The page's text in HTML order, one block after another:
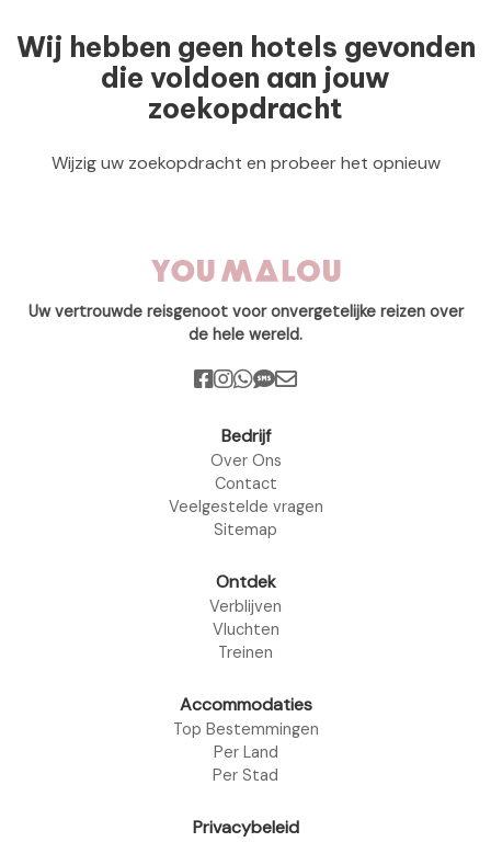
Wij hebben geen hotels gevonden
die voldoen aan jouw
zoekopdracht
Wijzig uw zoekopdracht en probeer het opnieuw
Uw vertrouwde reisgenoot voor onvergetelijke reizen over
de hele wereld.
Bedrijf
Over Ons
Contact
Veelgestelde vragen
Sitemap
Ontdek
Verblijven
Vluchten
Treinen
Accommodaties
Top Bestemmingen
Per Land
Per Stad
Privacybeleid